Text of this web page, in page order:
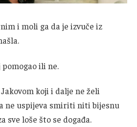
i moli ga da je izvuče iz
ili ne.
koji i dalje ne želi
ne uspijeva smiriti niti bijesnu
sve loše što se događa.